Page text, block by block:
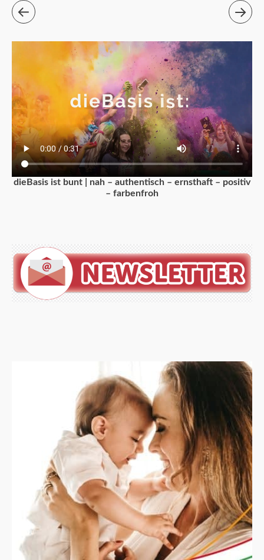
dieBasis ist bunt | nah – authentisch – ernsthaft – positiv
– farbenfroh